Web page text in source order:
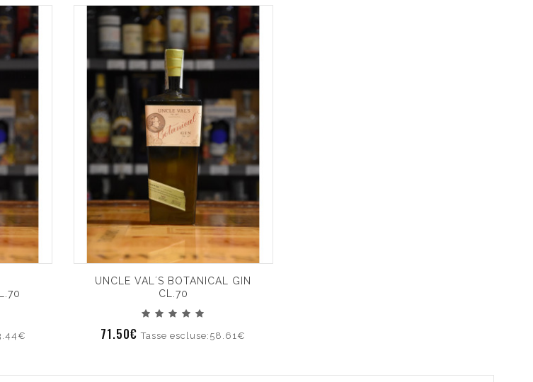
UNCLE VAL´S BOTANICAL GIN
CL.70
71.50€Tasse escluse:58.61€